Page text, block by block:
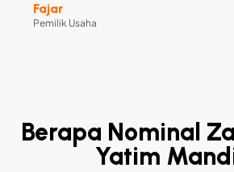
Fajar
Pemilik Usaha
Berapa Nominal
Yatim